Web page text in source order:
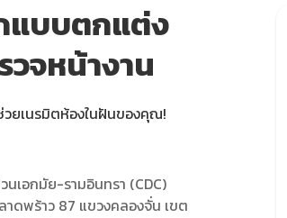
แบบตกแต่ง
วจหน้างาน
วยเนรมิตห้องในฝันของคุณ!
นเอกมัย-รามอินทรา (CDC)
ดพร้าว 87 แขวงคลองจั่น เขต